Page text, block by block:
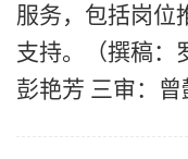
服务，包括岗位
支持。（撰稿：
彭艳芳 三审：曾